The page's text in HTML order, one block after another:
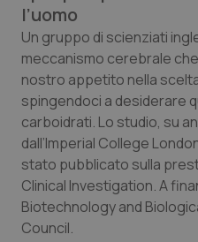
Abruzzo
Basilicata
Calabria
Campania
Emilia-Romagna
QS Pro Gold
Artrite & artrosi
Asma & BPCO
Car-T
Colesterolo &
QS Club Newsletter
l’uomo
Un gruppo di scienziati
meccanismo cerebrale
nostro appetito nella
spingendoci a desiderare
carboidrati. Lo studio, su
dall’Imperial College
stato pubblicato sulla
Clinical Investigation.A
Biotechnology and
Council.